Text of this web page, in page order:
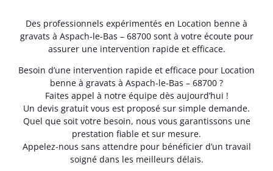
Des professionnels expérimentés en Location benne à
gravats à Aspach-le-Bas – 68700 sont à votre écoute pour
assurer une intervention rapide et efficace.
Besoin d’une intervention rapide et efficace pour Location
benne à gravats à Aspach-le-Bas – 68700 ?
Faites appel à notre équipe dès aujourd’hui !
Un devis gratuit vous est proposé sur simple demande.
Quel que soit votre besoin, nous vous garantissons une
prestation fiable et sur mesure.
Appelez-nous sans attendre pour bénéficier d’un travail
soigné dans les meilleurs délais.